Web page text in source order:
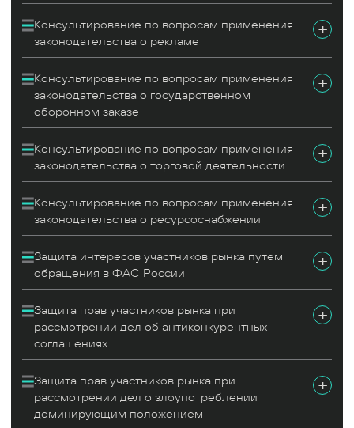
инвестициях в стратегические общества, о
публичных закупках, о государственном
оборонном заказе, о тарифном регулировании.
Юристы практики обладают опытом
представления интересов клиентов в ФАС России
по делам о нарушении антимонопольного
законодательства и административных
правонарушениях, оспаривания в судебном
том числе по делам о злоупотреблении
доминирующим положением, заключении
недобросовестной конкуренции.
Помимо этого, команда проводит
антимонопольный аудит, разрабатывает и
обеспечивает внедрение системы
антимонопольного комплаенса, сопровождает
согласование сделок экономической
концентрации с ФАС России и с
Правительственной комиссией по иностранным
Консультирование по вопросам применения
законодательства о рекламе
+
Консультирование по вопросам применения
законодательства о государственном
оборонном заказе
+
Консультирование по вопросам применения
законодательства о торговой деятельности
+
Консультирование по вопросам применения
законодательства о ресурсоснабжении
+
Защита интересов участников рынка путем
обращения в ФАС России
+
Защита прав участников рынка при
рассмотрении дел об антиконкурентных
соглашениях
+
Защита прав участников рынка при
рассмотрении дел о злоупотреблении
доминирующим положением
+